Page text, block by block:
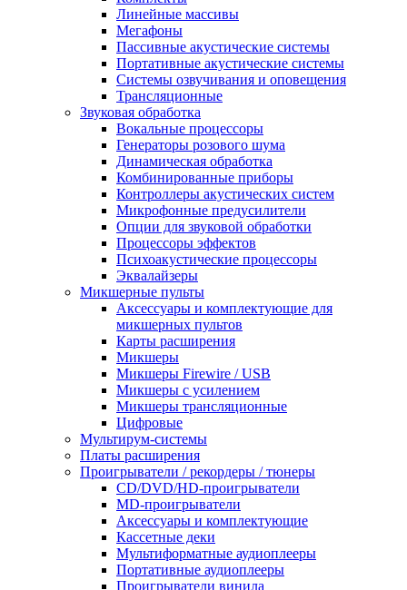
Линейные массивы
Мегафоны
Пассивные акустические системы
Портативные акустические системы
Системы озвучивания и оповещения
Трансляционные
Звуковая обработка
Вокальные процессоры
Генераторы розового шума
Динамическая обработка
Комбинированные приборы
Контроллеры акустических систем
Микрофонные предусилители
Опции для звуковой обработки
Процессоры эффектов
Психоакустические процессоры
Эквалайзеры
Микшерные пульты
Аксессуары и комплектующие для
микшерных пультов
Карты расширения
Микшеры
Микшеры Firewire / USB
Микшеры с усилением
Микшеры трансляционные
Цифровые
Мультирум-системы
Платы расширения
Проигрыватели / рекордеры / тюнеры
CD/DVD/HD-проигрыватели
MD-проигрыватели
Аксессуары и комплектующие
Кассетные деки
Мультиформатные аудиоплееры
Портативные аудиоплееры
Проигрыватели винила